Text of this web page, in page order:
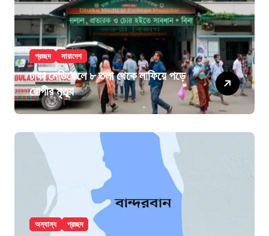
প্রচ্ছদ সারাদেশ
ঢাকা মেডিকেলে ৮ তলা থেকে লাফিয়ে পড়ে
রোগীর মৃত্যু
অন্যান্য প্রচ্ছদ